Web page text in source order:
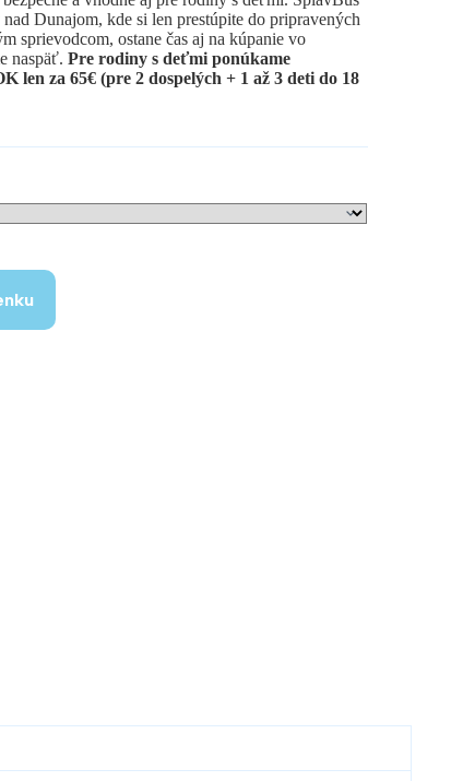
Dunajom, kde si len prestúpite do pripravených
sprievodcom, ostane čas aj na kúpanie vo
naspäť. Pre rodiny s deťmi ponúkame
za 65€ (pre 2 dospelých + 1 až 3 deti do 18